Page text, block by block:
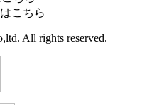
All rights reserved.